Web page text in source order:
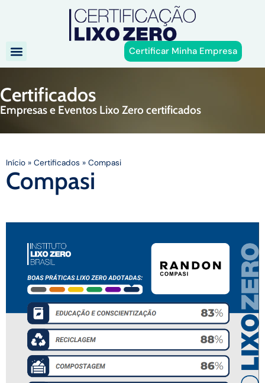
Certificar Minha Empresa
Certificados
Empresas e Eventos Lixo Zero certificados
Início » Certificados » Compasi
Compasi